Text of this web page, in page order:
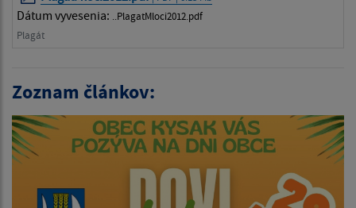
Dátum vyvesenia:
..PlagatMloci2012.pdf
Plagát
Zoznam článkov: